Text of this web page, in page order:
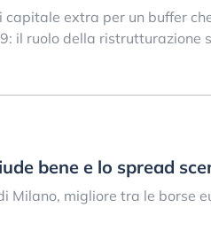
extra per un buffer
il ruolo della ristrutturazione
bene e lo spread
Milano, migliore tra le borse